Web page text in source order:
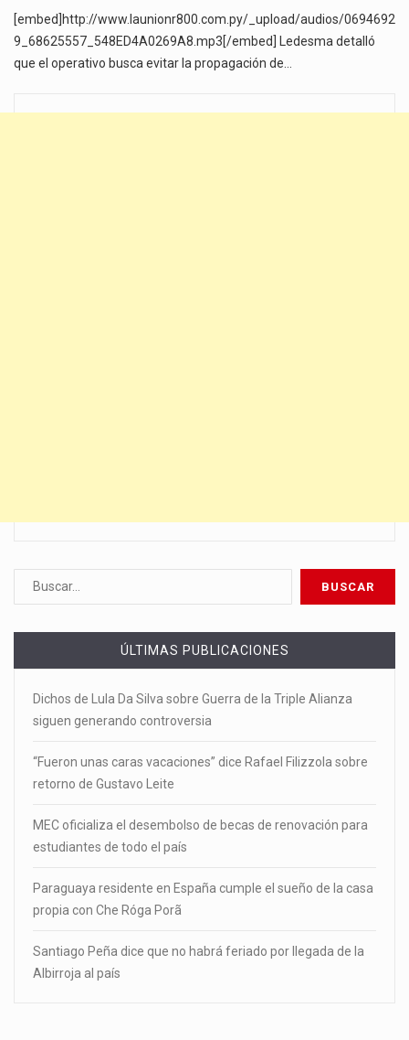
[embed]http://www.launionr800.com.py/_upload/audios/0694692
9_68625557_548ED4A0269A8.mp3[/embed] Ledesma detalló
que el operativo busca evitar la propagación de…
ÚLTIMAS PUBLICACIONES
Dichos de Lula Da Silva sobre Guerra de la Triple Alianza
siguen generando controversia
“Fueron unas caras vacaciones” dice Rafael Filizzola sobre
retorno de Gustavo Leite
MEC oficializa el desembolso de becas de renovación para
estudiantes de todo el país
Paraguaya residente en España cumple el sueño de la casa
propia con Che Róga Porã
Santiago Peña dice que no habrá feriado por llegada de la
Albirroja al país